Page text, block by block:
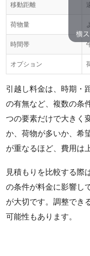
移動距離
荷物量
時間帯
オプション
引越し料金は、時期・
の有無など、複数の条
つの要素だけで大きく
か、荷物が多いか、希
が重なるほど、費用は
見積もりを比較する際
の条件が料金に影響し
が大切です。調整でき
可能性もあります。